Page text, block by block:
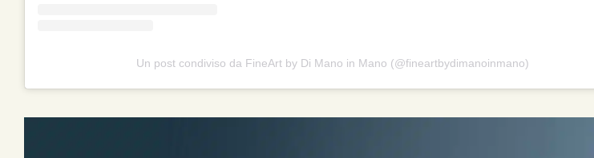
Un post condiviso da FineArt by Di Mano in Mano (@fineartbydimanoinmano)